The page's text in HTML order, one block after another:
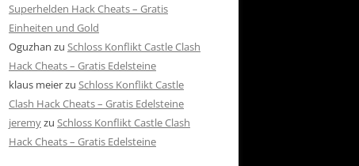
Superhelden Hack Cheats – Gratis
Einheiten und Gold
Oguzhan zu Schloss Konflikt Castle Clash
Hack Cheats – Gratis Edelsteine
klaus meierzu Schloss Konflikt Castle
Clash Hack Cheats – Gratis Edelsteine
jeremyzu Schloss Konflikt Castle Clash
Hack Cheats – Gratis Edelsteine